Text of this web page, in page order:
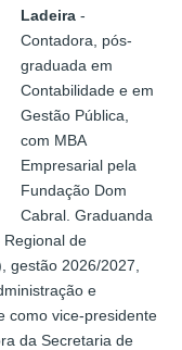
Ladeira -
Contadora, pós-
graduada em
Contabilidade e em
Gestão Pública,
com MBA
Empresarial pela
Fundação Dom
Cabral. Graduanda
de
gestão 2026/2027,
e
como vice-presidente
da Secretaria de